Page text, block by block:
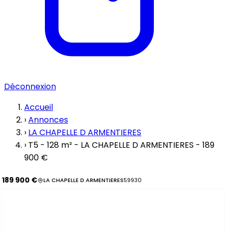
Déconnexion
Accueil
›Annonces
› LA CHAPELLE D ARMENTIERES
› T5 - 128 m² - LA CHAPELLE D ARMENTIERES - 189
900 €
189 900 € LA CHAPELLE D ARMENTIERES59930